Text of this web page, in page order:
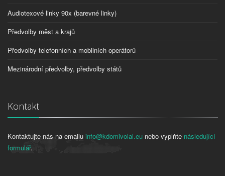
Audiotexové linky 90x (barevné linky)
Předvolby měst a krajů
Předvolby telefonních a mobilních operátorů
Mezinárodní předvolby, předvolby států
Kontakt
Kontaktujte nás na emailu info@kdomivolal.eu nebo vyplňte následující
formulář.